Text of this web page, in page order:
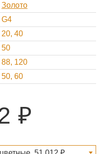
Золото
G4
20, 40
50
88, 120
50, 60